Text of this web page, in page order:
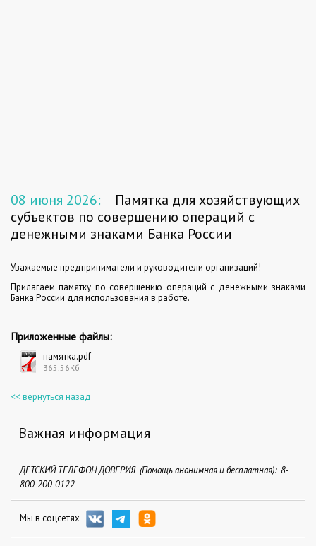
08 июня 2026:
Памятка для хозяйствующих
субъектов по совершению операций с
денежными знаками Банка России
Уважаемые предприниматели и руководители организаций!
Прилагаем памятку по совершению операций с денежными знаками
Банка России для использования в работе.
Приложенные файлы:
памятка.pdf
365.56Кб
<< вернуться назад
Важная информация
ДЕТСКИЙ ТЕЛЕФОН ДОВЕРИЯ (Помощь анонимная и бесплатная): 8-
800-200-0122
Мы в соцсетях